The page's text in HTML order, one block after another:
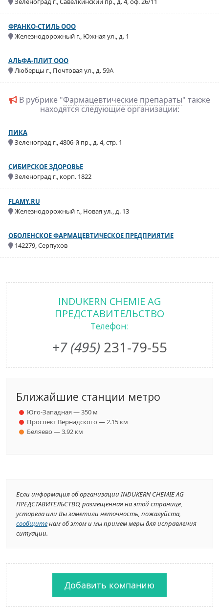
ФРАНКО-СТИЛЬ ООО
Железнодорожный г., Южная ул., д. 1
АЛЬФА-ПЛИТ ООО
Люберцы г., Почтовая ул., д. 59А
В рубрике "Фармацевтические препараты" также
находятся следующие организации:
ПИКА
Зеленоград г., 4806-й пр., д. 4, стр. 1
СИБИРСКОЕ ЗДОРОВЬЕ
Зеленоград г., корп. 1822
FLAMY.RU
Железнодорожный г., Новая ул., д. 13
ОБОЛЕНСКОЕ ФАРМАЦЕВТИЧЕСКОЕ ПРЕДПРИЯТИЕ
142279, Серпухов
INDUKERN CHEMIE AG
ПРЕДСТАВИТЕЛЬСТВО
Телефон:
+7 (495) 231-79-55
Ближайшие станции метро
Юго-Западная — 350 м
Проспект Вернадского — 2.15 км
Беляево — 3.92 км
Если информация об организации INDUKERN CHEMIE AG
ПРЕДСТАВИТЕЛЬСТВО, размещенная на этой странице,
устарела или Вы заметили неточность, пожалуйста,
сообщитенам об этом и мы примем меры для исправления
ситуации.
Добавить компанию